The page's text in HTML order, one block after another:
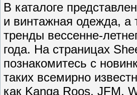
В каталоге
и винтажная одежда, а
тренды вессенне-
года. На страницах
познакомитесь с
таких всемирно
как Kanga Roos, JFM,